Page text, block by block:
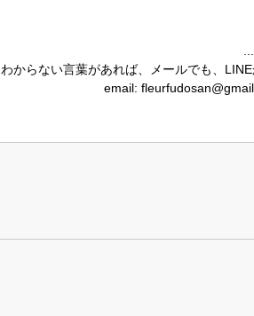
からない言葉があれば、メールでも、
email: